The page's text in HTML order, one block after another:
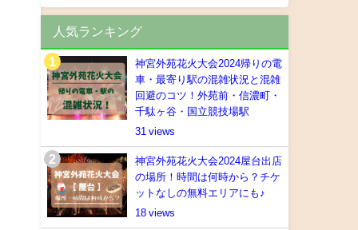
人気ランキング
神宮外苑花火大会2024帰りの電
車・最寄り駅の混雑状況と混雑
回避のコツ！外苑前・信濃町・
千駄ヶ谷・国立競技場駅
31
神宮外苑花火大会2024屋台出店
の場所！時間は何時から？チケ
ットなしの無料エリアにも♪
18